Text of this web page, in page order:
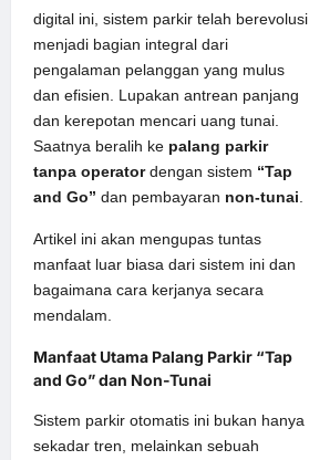
digital ini, sistem parkir telah berevolusi
menjadi bagian integral dari
pengalaman pelanggan yang mulus
dan efisien. Lupakan antrean panjang
dan kerepotan mencari uang tunai.
Saatnya beralih ke palang parkir
tanpa operatordengan sistem “Tap
and Go” dan pembayaran non-tunai.
Artikel ini akan mengupas tuntas
manfaat luar biasa dari sistem ini dan
bagaimana cara kerjanya secara
mendalam.
Manfaat Utama Palang Parkir “Tap
and Go” dan Non-Tunai
Sistem parkir otomatis ini bukan hanya
sekadar tren, melainkan sebuah